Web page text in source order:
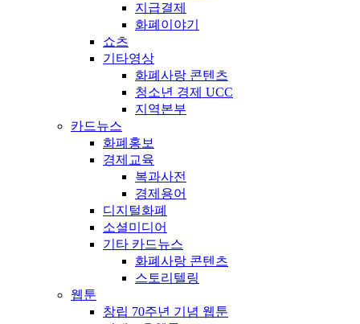
지급결제
화폐이야기
쇼츠
기타영상
화폐사랑 콘텐츠
청소년 경제 UCC
지역본부
카드뉴스
화폐홍보
경제교육
복과사전
경제용어
디지털화폐
소셜미디어
기타 카드뉴스
화폐사랑 콘텐츠
스토리텔링
웹툰
창립 70주년 기념 웹툰